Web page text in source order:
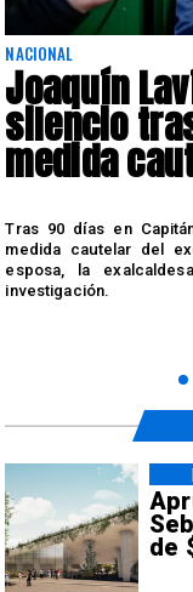
NACIONAL
Joaquín
silencio
medida
Tras 90 días en
medida cautelar del
esposa, la
investigación.
de